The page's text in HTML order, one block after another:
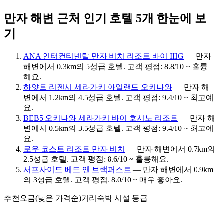
만자 해변 근처 인기 호텔 5개 한눈에 보
기
ANA 인터컨티넨탈 만자 비치 리조트 바이 IHG — 만자
해변에서 0.3km의 5성급 호텔. 고객 평점: 8.8/10 ~ 훌륭
해요.
하얏트 리젠시 세라가키 아일랜드 오키나와 — 만자 해
변에서 1.2km의 4.5성급 호텔. 고객 평점: 9.4/10 ~ 최고예
요.
BEB5 오키나와 세라가키 바이 호시노 리조트 — 만자 해
변에서 0.5km의 3.5성급 호텔. 고객 평점: 9.4/10 ~ 최고예
요.
로우 코스트 리조트 만자 비치 — 만자 해변에서 0.7km의
2.5성급 호텔. 고객 평점: 8.6/10 ~ 훌륭해요.
서프사이드 베드 앤 브랙퍼스트 — 만자 해변에서 0.9km
의 3성급 호텔. 고객 평점: 8.0/10 ~ 매우 좋아요.
추천 요금(낮은 가격순)거리 숙박 시설 등급